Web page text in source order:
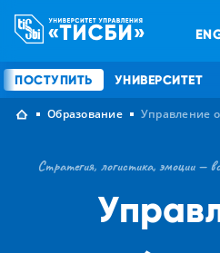
ПОСТУПИТЬ УНИВЕРСИТЕТ
Образование Управление
Стратегия, логистика, эмоции —